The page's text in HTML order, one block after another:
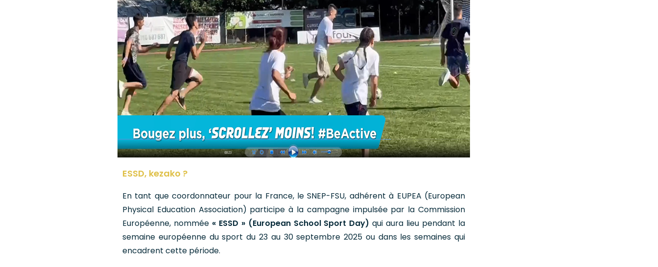
ESSD, kezako ?
En tant que coordonnateur pour la France, le SNEP-FSU, adhérent à EUPEA (European
Physical Education Association) participe à la campagne impulsée par la Commission
Européenne, nommée « ESSD » (European School Sport Day) qui aura lieu pendant la
semaine européenne du sport du 23 au 30 septembre 2025 ou dans les semaines qui
encadrent cette période.